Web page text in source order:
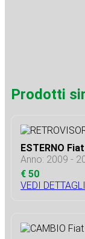
Prodotti
ESTERNO
Anno: 2009 -
€ 50
VEDI DETTAGLI